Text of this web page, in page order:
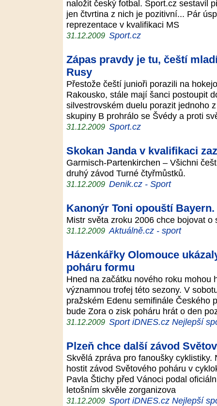
naložit český fotbal. Sport.cz sestavil
jen čtvrtina z nich je pozitivní... Pár
reprezentace v kvalifikaci MS
31.12.2009 Sport.cz
Zápas pravdy je tu, čeští
Rusy
Přestože čeští junioři porazili na
Rakousko, stále mají šanci postoupit
silvestrovském duelu porazit jednoho
skupiny B prohrálo se Švédy a proti
31.12.2009 Sport.cz
Skokan Janda v kvalifikaci
Garmisch-Partenkirchen – Všichni
druhý závod Turné čtyřmůstků.
31.12.2009 Denik.cz - Sport
Kanonýr Toni opouští
Mistr světa zroku 2006 chce bojovat
31.12.2009 Aktuálně.cz - sport
Házenkářky Olomouce
poháru formu
Hned na začátku nového roku mohou
významnou trofej této sezony. V
pražském Edenu semifinále Českého
bude Zora o zisk poháru hrát o den
31.12.2009 Sport iDNES.cz Nejlepší
Plzeň chce další závod
Skvělá zpráva pro fanoušky
hostit závod Světového poháru v
Pavla Štichy před Vánoci podal
letošním skvěle zorganizova
31.12.2009 Sport iDNES.cz Nejlepší